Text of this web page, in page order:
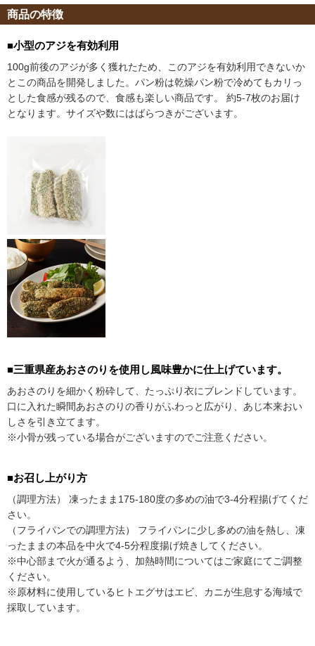
商品の特徴
■小型のアジを有効利用
100g前後のアジが多く獲れたため、このアジを有効利用できないか
とこの商品を開発しました。パン粉は乾燥パン粉で冷めてもカリっ
とした食感が残るので、食感も楽しい商品です。 約5-7枚のお届け
となります。サイズや数にはばらつきがございます。
■三重県産あおさのりを使用し風味豊かに仕上げています。
あおさのりを細かく粉砕して、たっぷり衣にブレンドしています。
口に入れた瞬間あおさのりの香りがふわっと広がり、あじ本来おい
しさを引き立てます。
※小骨が残っている場合がございますのでご注意ください。
■お召し上がり方
（調理方法） 凍ったまま175-180度の多めの油で3-4分程揚げてくだ
さい。
（フライパンでの調理方法） フライパンに少し多めの油を熱し、凍
ったままの本品を中火で4-5分程度揚げ焼きしてください。
※中心部まで火が通るよう、加熱時間についてはご家庭にてご調整
ください。
※原材料に使用しているヒトエグサはエビ、カニが生息する海域で
採取しています。